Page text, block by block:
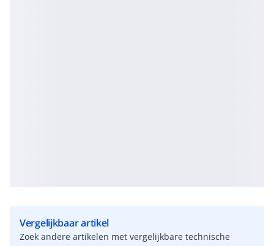
Vergelijkbaar artikel
Zoek andere artikelen met vergelijkbare technische